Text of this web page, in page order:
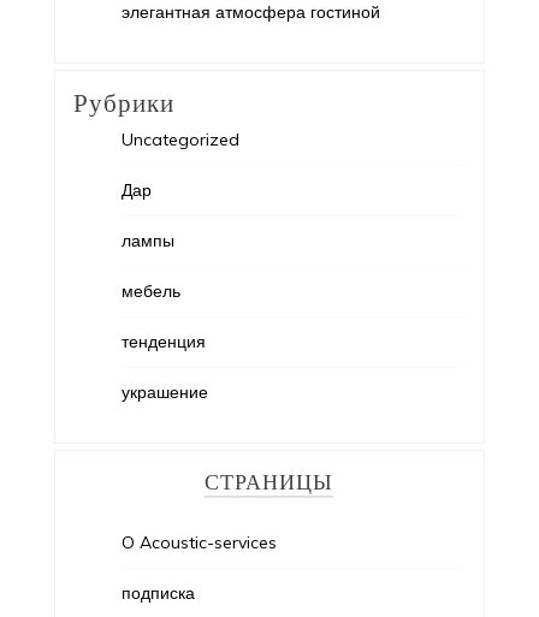
элегантная атмосфера гостиной
Рубрики
Uncategorized
Дар
лампы
мебель
тенденция
украшение
СТРАНИЦЫ
O Acoustic-services
подписка